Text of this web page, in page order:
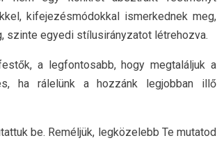
kifejezésmódokkal ismerkednek meg,
szinte egyedi stílusirányzatot létrehozva.
a legfontosabb, hogy megtaláljuk a
ha rálelünk a hozzánk legjobban illő
be. Reméljük, legközelebb Te mutatod